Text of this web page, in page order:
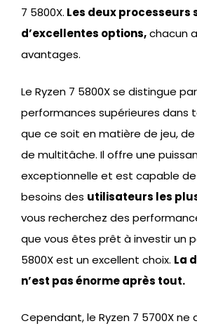
7 5800X. Les deux processeurs
d’excellentes options,chacun
avantages.
Le Ryzen 7 5800X se distingue
performances supérieures dans
que ce soit en matière de jeu,
de multitâche. Il offre une
exceptionnelle et est capable
besoins des utilisateurs les
vous recherchez des
que vous êtes prêt à investir un
5800X est un excellent choix. La
n’est pas énorme après tout.
Cependant, le Ryzen 7 5700X